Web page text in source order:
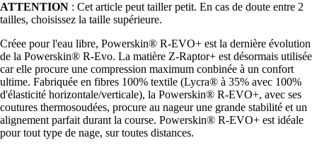
ATTENTION : Cet article peut tailler petit. En cas de doute entre 2
tailles, choisissez la taille supérieure.
Créee pour l'eau libre, Powerskin® R-EVO+ est la dernière évolution
de la Powerskin® R-Evo. La matière Z-Raptor+ est désormais utilisée
car elle procure une compression maximum conbinée à un confort
ultime. Fabriquée en fibres 100% textile (Lycra® à 35% avec 100%
d'élasticité horizontale/verticale), la Powerskin® R-EVO+, avec ses
coutures thermosoudées, procure au nageur une grande stabilité et un
alignement parfait durant la course. Powerskin® R-EVO+ est idéale
pour tout type de nage, sur toutes distances.